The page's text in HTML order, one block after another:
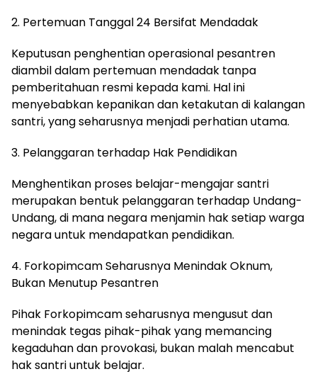
2. Pertemuan Tanggal 24 Bersifat Mendadak
Keputusan penghentian operasional pesantren
diambil dalam pertemuan mendadak tanpa
pemberitahuan resmi kepada kami. Hal ini
menyebabkan kepanikan dan ketakutan di kalangan
santri, yang seharusnya menjadi perhatian utama.
3. Pelanggaran terhadap Hak Pendidikan
Menghentikan proses belajar-mengajar santri
merupakan bentuk pelanggaran terhadap Undang-
Undang, di mana negara menjamin hak setiap warga
negara untuk mendapatkan pendidikan.
4. Forkopimcam Seharusnya Menindak Oknum,
Bukan Menutup Pesantren
Pihak Forkopimcam seharusnya mengusut dan
menindak tegas pihak-pihak yang memancing
kegaduhan dan provokasi, bukan malah mencabut
hak santri untuk belajar.